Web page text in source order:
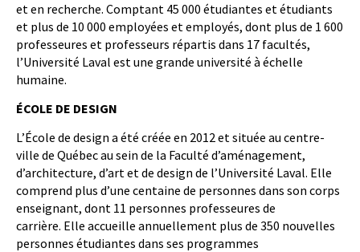
et en recherche. Comptant 45 000 étudiantes et étudiants
et plus de 10 000 employées et employés, dont plus de 1 600
professeures et professeurs répartis dans 17 facultés,
l’Université Laval est une grande université à échelle
humaine.
ÉCOLE DE DESIGN
L’École de design a été créée en 2012 et située au centre-
ville de Québec au sein de la Faculté d’aménagement,
d’architecture, d’art et de design de l’Université Laval. Elle
comprend plus d’une centaine de personnes dans son corps
enseignant, dont 11 personnes professeures de
carrière. Elle accueille annuellement plus de 350 nouvelles
personnes étudiantes dans ses programmes